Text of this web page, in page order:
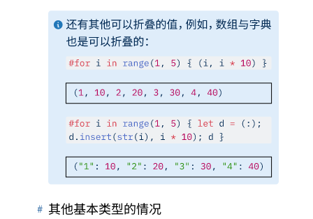
还有其他可以折叠的值， 例如， 数组与字典
也是可以折叠的：
#for i in range (1 , 5) { (i, i * 10) }
(1, 10 , 2 , 20 , 3 , 30 , 4 , 40)
#for i in range ( 1 , 5) { let d = (:);
d. insert ( str (i), i * 10); d }
( "1" : 10 , "2" : 20, "3" : 30 , "4" : 40)
# 其他基本类型的情况